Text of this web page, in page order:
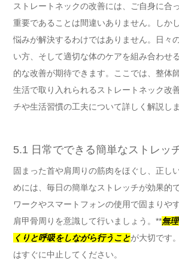
ストレートネックの改善には、ご自身に合
重要であることは間違いありません。しか
悩みが解決するわけではありません。日々
い方、そして適切な体のケアを組み合わせ
的な改善が期待できます。ここでは、整体
生活で取り入れられるストレートネック改
チや生活習慣の工夫について詳しく解説しま
5.1 日常でできる簡単なストレッ
固まった首や肩周りの筋肉をほぐし、正し
めには、毎日の簡単なストレッチが効果的
ワークやスマートフォンの使用で固まりや
肩甲骨周りを意識して行いましょう。**無
くりと呼吸をしながら行うことが大切です
はすぐに中止してください。